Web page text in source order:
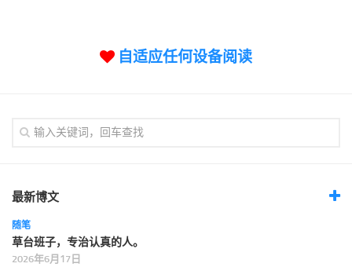
友情链接
自适应任何设备阅读
最新博文
随笔
草台班子，专治认真的人。
2026年6月17日